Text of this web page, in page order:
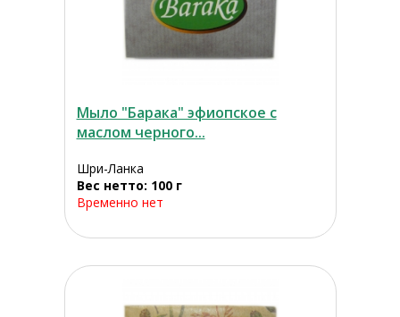
Мыло "Барака" эфиопское с
маслом черного...
Шри-Ланка
Вес нетто: 100 г
Временно нет